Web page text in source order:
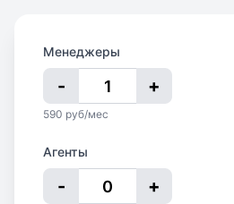
Менеджеры
- +
590 руб/мес
Агенты
- +